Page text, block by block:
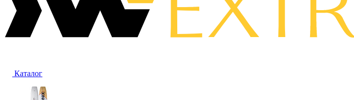
Каталог